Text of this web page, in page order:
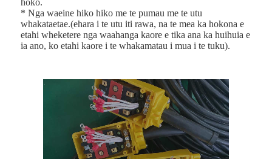
hoko.
* Nga waeine hiko hiko me te pumau me te utu
whakataetae.(ehara i te utu iti rawa, na te mea ka hokona e
etahi wheketere nga waahanga kaore e tika ana ka huihuia e
ia ano, ko etahi kaore i te whakamatau i mua i te tuku).